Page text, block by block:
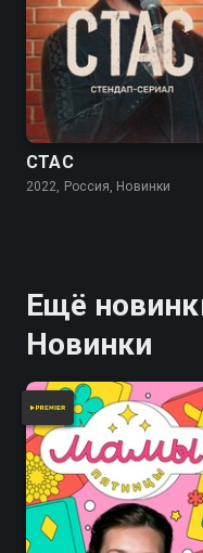
СТАС
2022, Россия, Новинки
Ещё
Новинки